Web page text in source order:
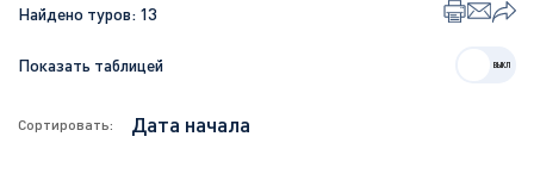
Показать таблицей
Найдено туров: 13
Сортировать: